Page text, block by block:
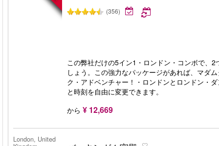
(356)
この弊社だけの5イン1・ロンドン・コンボで、
しょう。この強力なパッケージがあれば、マダ
ク・アドベンチャー！・ロンドンとロンドン・
と時刻を自由に変更できます。
から ¥ 12,669
London, United